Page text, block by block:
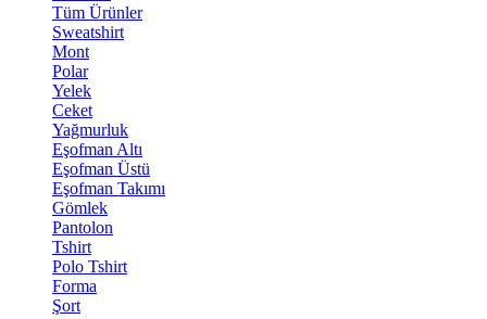
Tüm Ürünler
Sweatshirt
Mont
Polar
Yelek
Ceket
Yağmurluk
Eşofman Altı
Eşofman Üstü
Eşofman Takımı
Gömlek
Pantolon
Tshirt
Polo Tshirt
Forma
Şort